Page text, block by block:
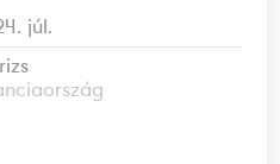
júl.